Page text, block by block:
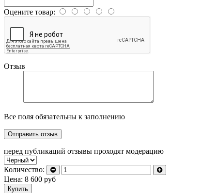
Оцените товар:
Отзыв
Все поля обязательны к заполнению
перед публикаций отзывы проходят модерацию
Количество:
Цена: 8 600 руб
Купить